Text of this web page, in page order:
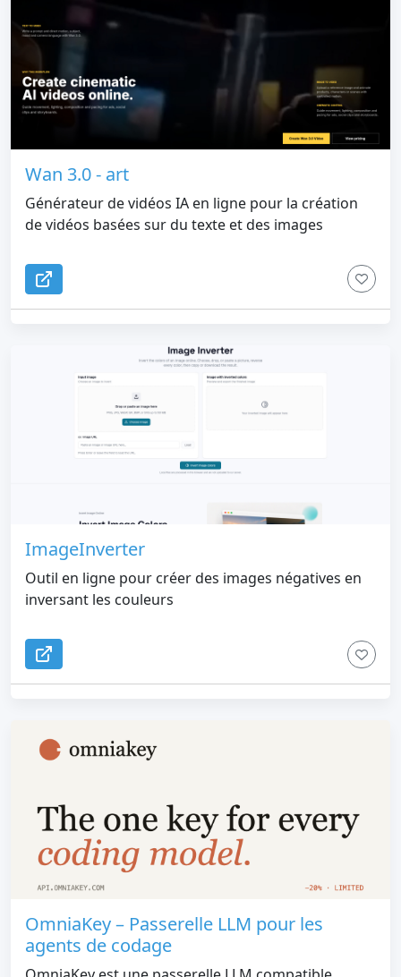
Wan 3.0 - art
Générateur de vidéos IA en ligne pour la création
de vidéos basées sur du texte et des images
ImageInverter
Outil en ligne pour créer des images négatives en
inversant les couleurs
OmniaKey – Passerelle LLM pour les
agents de codage